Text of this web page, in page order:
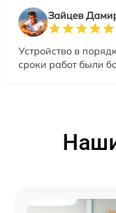
Зайцев
Устройство в
сроки работ были